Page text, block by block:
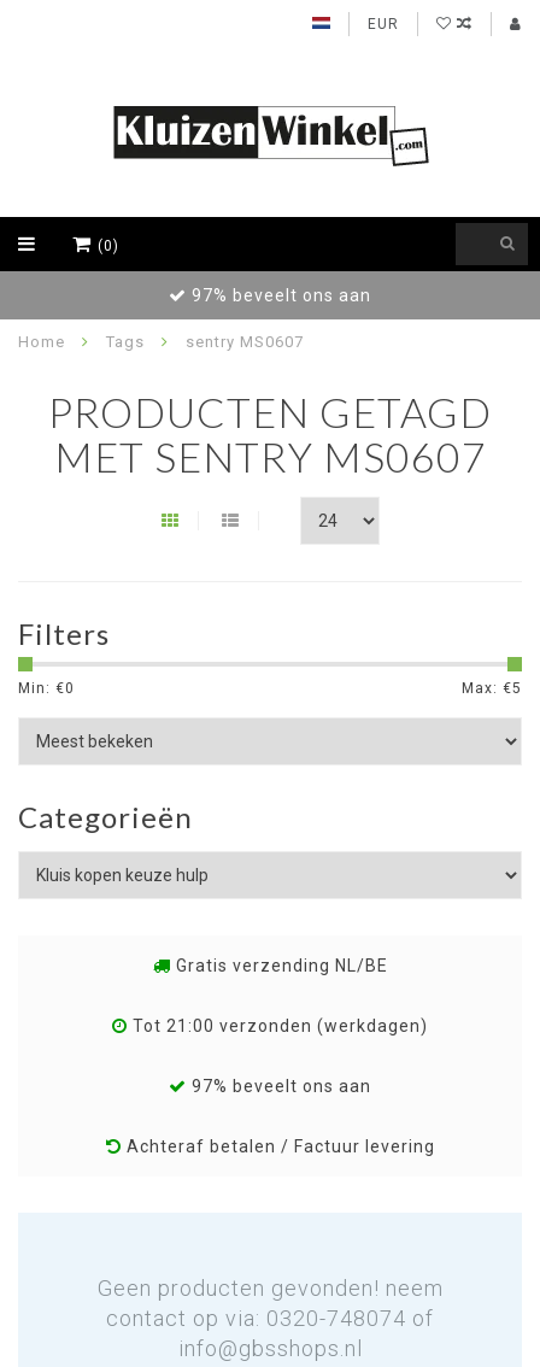
EUR
(0)
Achteraf betalen /
Home Tags sentry MS0607
PRODUCTEN GETAGD
MET SENTRY MS0607
Filters
Min: €0 Max: €5
Categorieën
Gratis verzending NL/BE
Tot 21:00 verzonden (werkdagen)
97% beveelt ons aan
Achteraf betalen / Factuur levering
Geen producten gevonden! neem
contact op via: 0320-748074 of
info@gbsshops.nl